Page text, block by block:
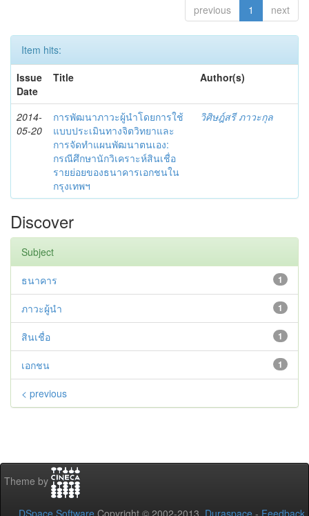
previous 1 next
Item hits:
Issue
Date
Title Author(s)
2014-
05-20
การพัฒนาภาวะผู้นำโดยการใช้
แบบประเมินทางจิตวิทยาและ
การจัดทำแผนพัฒนาตนเอง:
กรณีศึกษานักวิเคราะห์สินเชื่อ
รายย่อยของธนาคารเอกชนใน
กรุงเทพฯ
วิศิษฎ์สรี ภาวะกุล
Discover
Subject
1
ธนาคาร
1
ภาวะผู้นำ
1
สินเชื่อ
1
เอกชน
< previous
Theme by
DSpace Software Copyright © 2002-2013 Duraspace - Feedback